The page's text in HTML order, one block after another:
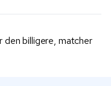
den billigere, matcher